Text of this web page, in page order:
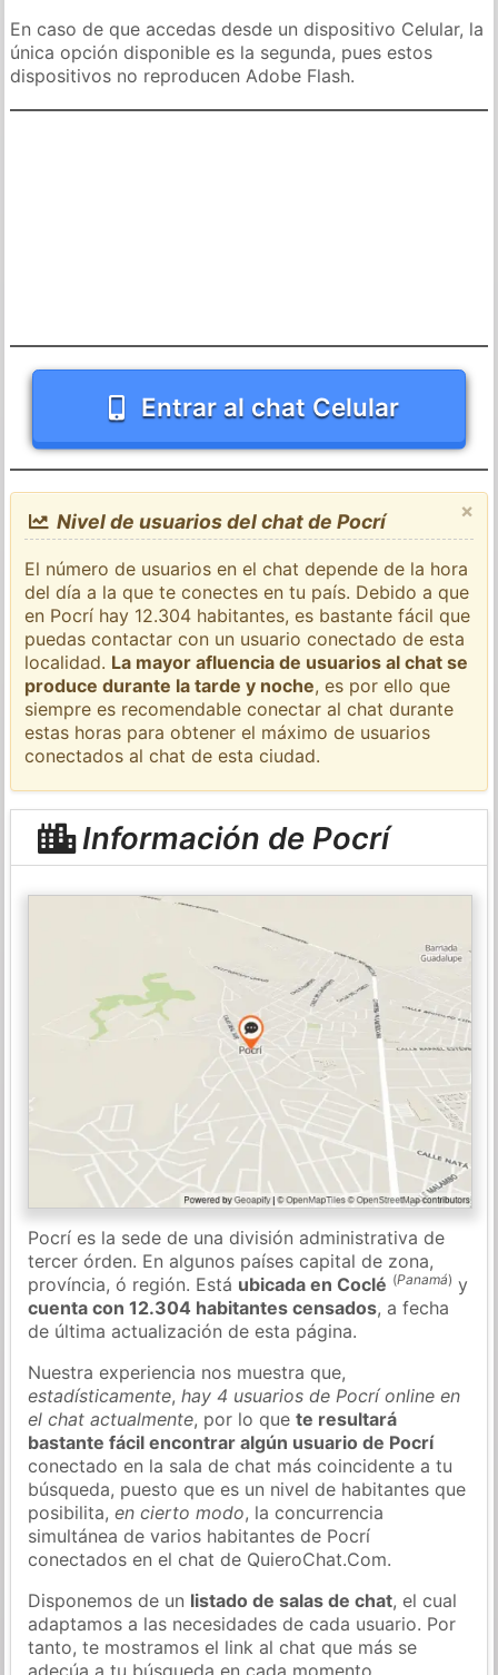
En caso de que accedas desde un dispositivo Celular, la
única opción disponible es la segunda, pues estos
dispositivos no reproducen Adobe Flash.
Entrar al chat Celular
×
Nivel de usuarios del chat de Pocrí
El número de usuarios en el chat depende de la hora
del día a la que te conectes en tu país. Debido a que
en Pocrí hay 12.304 habitantes, es bastante fácil que
puedas contactar con un usuario conectado de esta
localidad. La mayor afluencia de usuarios al chat se
produce durante la tarde y noche, es por ello que
siempre es recomendable conectar al chat durante
estas horas para obtener el máximo de usuarios
conectados al chat de esta ciudad.
Información de Pocrí
Pocrí es la sede de una división administrativa de
tercer órden. En algunos países capital de zona,
província, ó región. Está ubicada en Coclé (Panamá) y
cuenta con 12.304 habitantes censados, a fecha
de última actualización de esta página.
Nuestra experiencia nos muestra que,
estadísticamente,hay 4 usuarios de Pocrí online en
el chat actualmente, por lo quete resultará
bastante fácil encontrar algún usuario de Pocrí
conectado en la sala de chat más coincidente a tu
búsqueda, puesto que es un nivel de habitantes que
posibilita,en cierto modo, la concurrencia
simultánea de varios habitantes de Pocrí
conectados en el chat de QuieroChat.Com.
Disponemos de un listado de salas de chat, el cual
adaptamos a las necesidades de cada usuario. Por
tanto, te mostramos el link al chat que más se
adecúa a tu búsqueda en cada momento.